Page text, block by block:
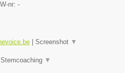
nr: -
Screenshot ▼
▼